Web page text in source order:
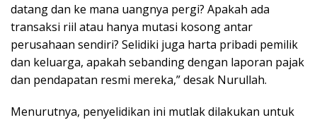
datang dan ke mana uangnya pergi? Apakah ada
transaksi riil atau hanya mutasi kosong antar
perusahaan sendiri? Selidiki juga harta pribadi pemilik
dan keluarga, apakah sebanding dengan laporan pajak
dan pendapatan resmi mereka,” desak Nurullah.
Menurutnya, penyelidikan ini mutlak dilakukan untuk